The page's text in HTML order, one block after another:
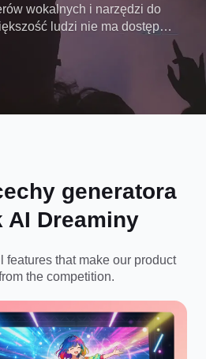
wokalnych i narzędzi do
ludzi nie ma dostępu.
utworów AI Dreaminy
i pozwala wyrazić
wizję bez ograniczeń.
generatora
AI Dreaminy
features that make our product
the competition.